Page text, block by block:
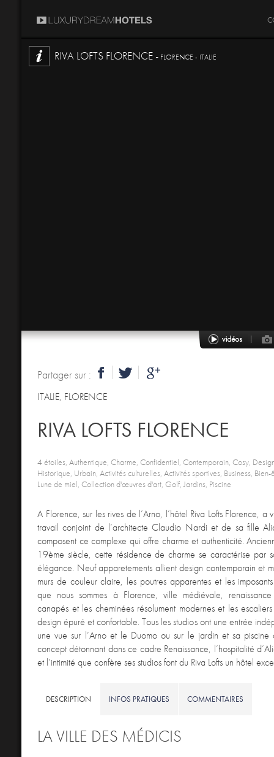
RIVA LOFTS FLORENCE - FLORENCE - ITALIE
Partager sur :
ITALIE, FLORENCE
RIVA LOFTS FLORENCE
4 étoiles, Authentique, Charme, Confidentiel, Contemporain, Cosy,
Historique, Urbain, Activités culturelles, Activités sportives, Business,
Lune de miel, Collection d'œuvres d'art, Golf, Jardins, Piscine
A Florence, sur les rives de l’Arno, l’hôtel Riva Lofts Florence,
travail conjoint de l’architecte Claudio Nardi et de sa fille
composent ce complexe qui offre charme et authenticité.
19ème siècle, cette résidence de charme se caractérise par
élégance. Neuf apparetements allient design contemporain et
murs de couleur claire, les poutres apparentes et les
que nous sommes à Florence, ville médiévale,
canapés et les cheminées résolument modernes et les
design épuré et confortable. Tous les studios ont une entrée
une vue sur l’Arno et le Duomo ou sur le jardin et sa
concept détonnant dans ce cadre Renaissance, l’hospitalité
et l’intimité que confère ses studios font du Riva Lofts un hôtel
DESCRIPTION INFOS PRATIQUES COMMENTAIRES
LA VILLE DES MÉDICIS